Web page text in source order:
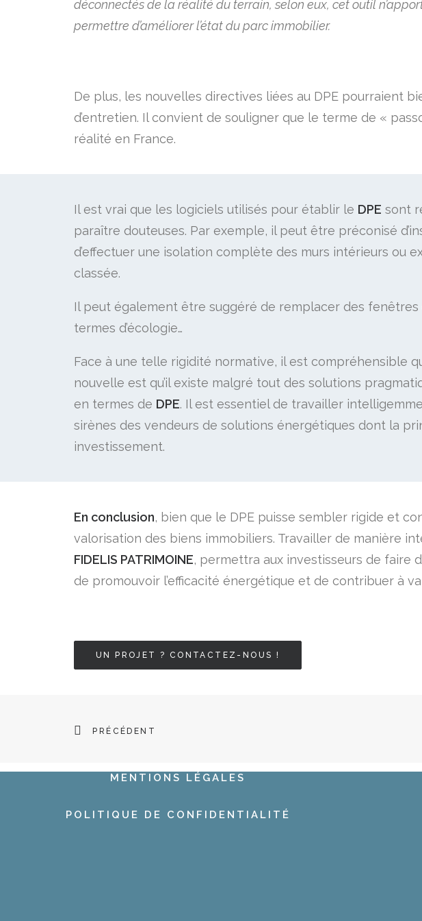
déconnectés de la réalité du terrain, selon eux, cet outil
permettre d’améliorer l’état du parc immobilier.
De plus, les nouvelles directives liées au DPE pourraient
d’entretien. Il convient de souligner que le terme de «
réalité en France.
Il est vrai que les logiciels utilisés pour établir le DPE sont
paraître douteuses. Par exemple, il peut être préconisé
d’effectuer une isolation complète des murs intérieurs ou
classée.
Il peut également être suggéré de remplacer des
termes d’écologie…
Face à une telle rigidité normative, il est compréhensible
nouvelle est qu’il existe malgré tout des solutions
en termes de DPE. Il est essentiel de travailler
sirènes des vendeurs de solutions énergétiques dont la
investissement.
En conclusion, bien que le DPE puisse sembler rigide et
valorisation des biens immobiliers. Travailler de manière
FIDELIS PATRIMOINE, permettra aux investisseurs de faire
de promouvoir l’efficacité énergétique et de contribuer à
UN PROJET ? CONTACTEZ-NOUS !
PRÉCÉDENT
MENTIONS LÉGALES
POLITIQUE DE CONFIDENTIALITÉ